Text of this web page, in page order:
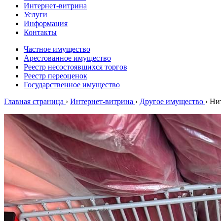
Интернет-витрина
Услуги
Информация
Контакты
Частное имущество
Арестованное имущество
Реестр несостоявшихся торгов
Реестр переоценок
Государственное имущество
Главная страница › Интернет-витрина › Другое имущество ›